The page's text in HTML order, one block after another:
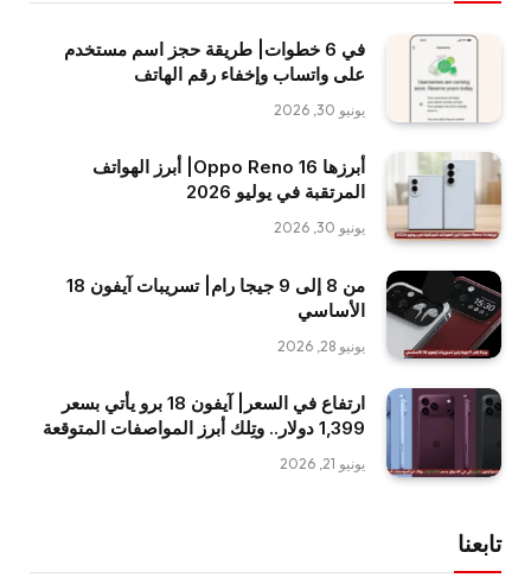
في 6 خطوات| طريقة حجز اسم مستخدم
على واتساب وإخفاء رقم الهاتف
يونيو 30, 2026
أبرزها Oppo Reno 16| أبرز الهواتف
المرتقبة في يوليو 2026
يونيو 30, 2026
من 8 إلى 9 جيجا رام| تسريبات آيفون 18
الأساسي
يونيو 28, 2026
ارتفاع في السعر| آيفون 18 برو يأتي بسعر
1,399 دولار.. وتِلك أبرز المواصفات المتوقعة
يونيو 21, 2026
تابعنا